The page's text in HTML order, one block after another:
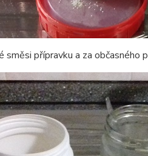
směsi přípravku a za